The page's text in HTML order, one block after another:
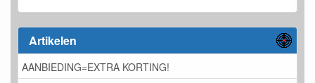
Artikelen
AANBIEDING=EXTRA KORTING!